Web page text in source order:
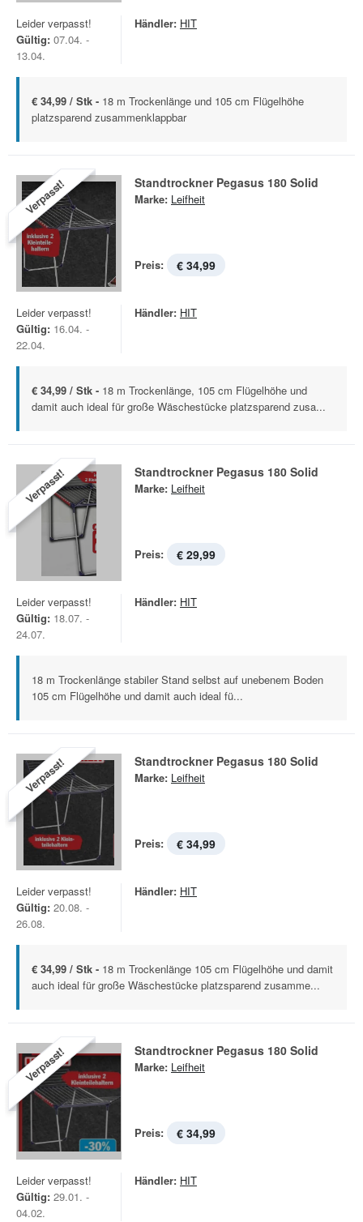
Leider verpasst!
Gültig: 07.04. -
13.04.
Händler: HIT
€ 34,99 / Stk - 18 m Trockenlänge und 105 cm Flügelhöhe
platzsparend zusammenklappbar
Verpasst! Standtrockner Pegasus 180 Solid
Marke: Leifheit
Preis: € 34,99
Leider verpasst!
Gültig: 16.04. -
22.04.
Händler: HIT
€ 34,99 / Stk - 18 m Trockenlänge, 105 cm Flügelhöhe und
damit auch ideal für große Wäschestücke platzsparend zusa...
Verpasst! Standtrockner Pegasus 180 Solid
Marke: Leifheit
Preis: € 29,99
Leider verpasst!
Gültig: 18.07. -
24.07.
Händler: HIT
18 m Trockenlänge stabiler Stand selbst auf unebenem Boden
105 cm Flügelhöhe und damit auch ideal fü...
Verpasst! Standtrockner Pegasus 180 Solid
Marke: Leifheit
Preis: € 34,99
Leider verpasst!
Gültig: 20.08. -
26.08.
Händler: HIT
€ 34,99 / Stk - 18 m Trockenlänge 105 cm Flügelhöhe und damit
auch ideal für große Wäschestücke platzsparend zusamme...
Verpasst! Standtrockner Pegasus 180 Solid
Marke: Leifheit
Preis: € 34,99
Leider verpasst!
Gültig: 29.01. -
04.02.
Händler: HIT